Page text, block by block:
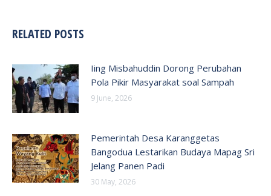
RELATED POSTS
Iing Misbahuddin Dorong Perubahan
Pola Pikir Masyarakat soal Sampah
9 June, 2026
Pemerintah Desa Karanggetas
Bangodua Lestarikan Budaya Mapag Sri
Jelang Panen Padi
30 May, 2026